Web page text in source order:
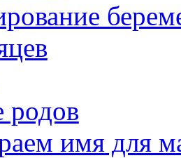
родов
имя для